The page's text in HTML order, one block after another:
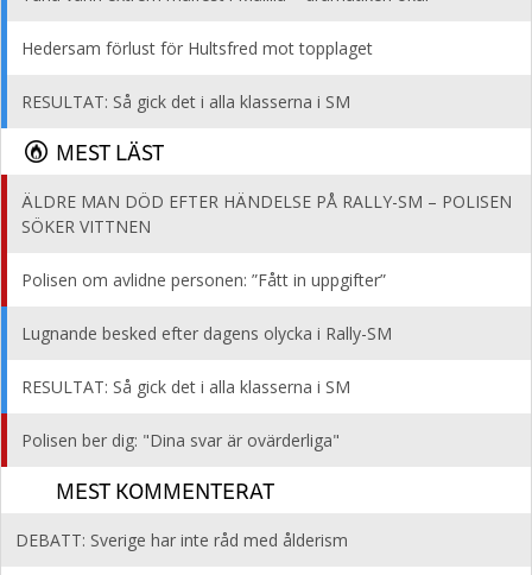
Hedersam förlust för Hultsfred mot topplaget
RESULTAT: Så gick det i alla klasserna i SM
MEST LÄST
ÄLDRE MAN DÖD EFTER HÄNDELSE PÅ RALLY-SM – POLISEN
SÖKER VITTNEN
Polisen om avlidne personen: ”Fått in uppgifter”
Lugnande besked efter dagens olycka i Rally-SM
RESULTAT: Så gick det i alla klasserna i SM
Polisen ber dig: "Dina svar är ovärderliga"
MEST KOMMENTERAT
DEBATT: Sverige har inte råd med ålderism